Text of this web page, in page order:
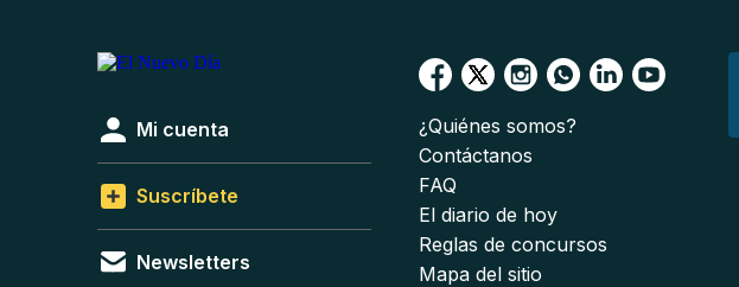
Mi cuenta
Suscríbete
Newsletters
¿Quiénes somos?
Contáctanos
FAQ
El diario de hoy
Reglas de concursos
Mapa del sitio